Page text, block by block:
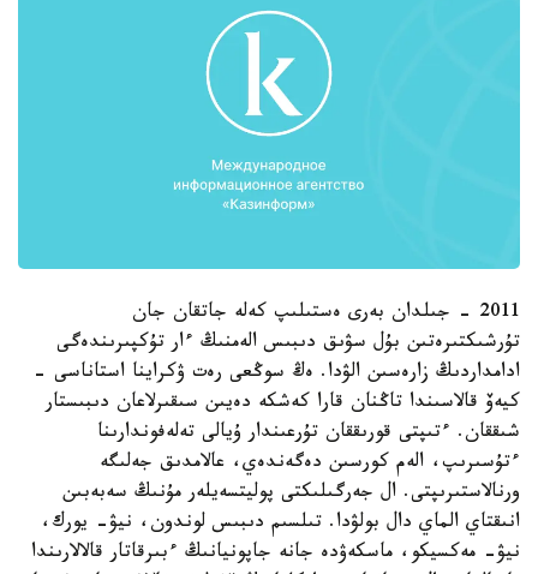
2011 - جىلدان بەرى ەستىلىپ كەلە جاتقان جان
تۇرشىكتىرەتىن بۇل سۋىق دىبىس الەمنىڭ ءار تۇكپىرىندەگى
ادامداردىڭ زارەسىن الۋدا. ەڭ سوڭعى رەت ۋكراينا استاناسى -
كيەۆ قالاسىندا تاڭنان قارا كەشكە دەيىن سىقىرلاعان دىبىستار
شىققان. ءتىپتى قورىققان تۇرعىندار ۇيالى تەلەفوندارىنا
ءتۇسىرىپ، الەم كورسىن دەگەندەي، عالامدىق جەلىگە
ورنالاستىرىپتى. ال جەرگىلىكتى پوليتسەيلەر مۇنىڭ سەبەبىن
انىقتاي الماي دال بولۋدا. تىلسىم دىبىس لوندون، نيۋ- يورك،
نيۋ- مەكسيكو، ماسكەۋدە جانە جاپونيانىڭ ءبىرقاتار قالالارىندا